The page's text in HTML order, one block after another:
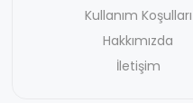
Kullanım Koşulları
Hakkımızda
İletişim